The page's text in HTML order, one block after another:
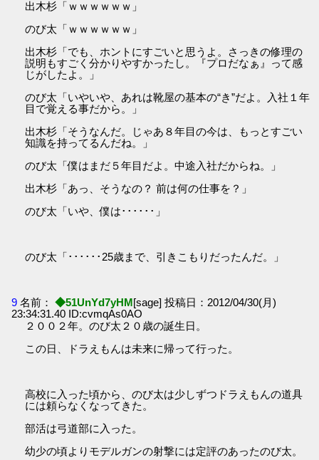
出木杉「ｗｗｗｗｗｗ」
のび太「ｗｗｗｗｗｗ」
出木杉「でも、ホントにすごいと思うよ。さっきの修理の
説明もすごく分かりやすかったし。『プロだなぁ』って感
じがしたよ。」
のび太「いやいや、あれは靴屋の基本の“き”だよ。入社１年
目で覚える事だから。」
出木杉「そうなんだ。じゃあ８年目の今は、もっとすごい
知識を持ってるんだね。」
のび太「僕はまだ５年目だよ。中途入社だからね。」
出木杉「あっ、そうなの？ 前は何の仕事を？」
のび太「いや、僕は･･････」
のび太「･･････25歳まで、引きこもりだったんだ。」
9 名前： ◆51UnYd7yHM[sage] 投稿日：2012/04/30(月)
23:34:31.40 ID:cvmqAs0AO
２００２年。のび太２０歳の誕生日。
この日、ドラえもんは未来に帰って行った。
高校に入った頃から、のび太は少しずつドラえもんの道具
には頼らなくなってきた。
部活は弓道部に入った。
幼少の頃よりモデルガンの射撃には定評のあったのび太。